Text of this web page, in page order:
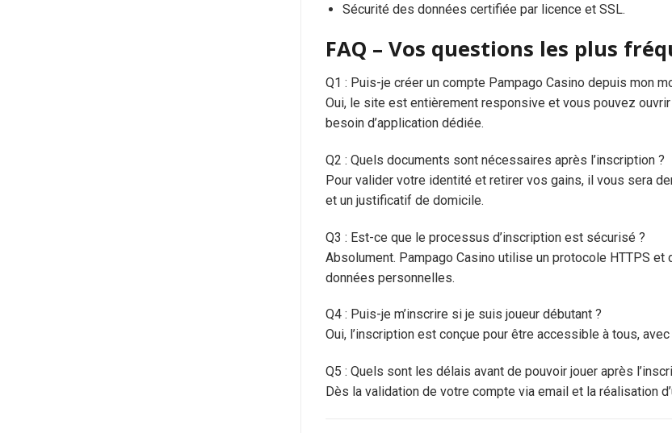
Sécurité des données certifiée par licence et SSL.
FAQ – Vos questions les plus
Q1 : Puis-je créer un compte Pampago Casino depuis mon
Oui, le site est entièrement responsive et vous pouvez
besoin d’application dédiée.
Q2 : Quels documents sont nécessaires après l’inscription ?
Pour valider votre identité et retirer vos gains, il vous sera
et un justificatif de domicile.
Q3 : Est-ce que le processus d’inscription est sécurisé ?
Absolument. Pampago Casino utilise un protocole HTTPS
données personnelles.
Q4 : Puis-je m’inscrire si je suis joueur débutant ?
Oui, l’inscription est conçue pour être accessible à tous,
Q5 : Quels sont les délais avant de pouvoir jouer après
Dès la validation de votre compte via email et la réalisation